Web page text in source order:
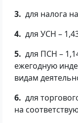
3. для налога
4. для УСН –
5. для ПСН –
ежегодную
видам
6. для
на